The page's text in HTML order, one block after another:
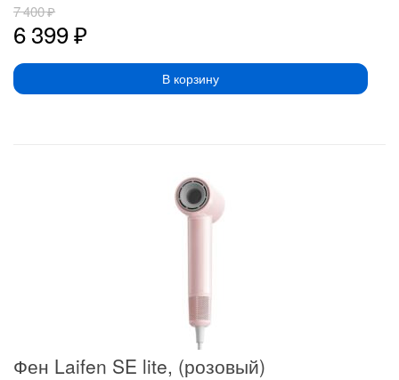
6 399₽
7 400₽
В корзину
Фен Laifen SE lite, (розовый)